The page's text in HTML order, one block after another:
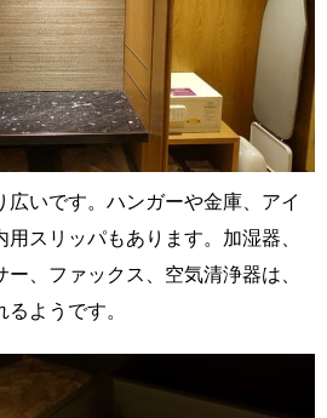
広いです。ハンガーや金庫、アイ
スリッパもあります。加湿器、
、ファックス、空気清浄器は、
ようです。